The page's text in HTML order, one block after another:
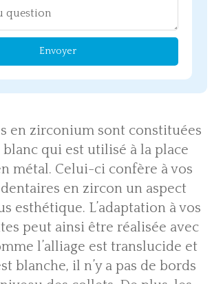
Envoyer
en zirconium sont constituées
blanc qui est utilisé à la place
métal. Celui-ci confère à vos
en zircon un aspect
esthétique. L’adaptation à vos
peut ainsi être réalisée avec
l’alliage est translucide et
blanche, il n’y a pas de bords